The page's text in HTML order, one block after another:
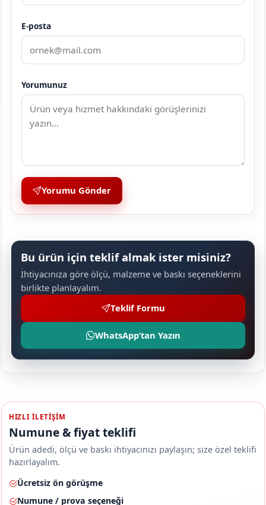
E-posta
Yorumunuz
Yorumu Gönder
Bu ürün için teklif almak ister misiniz?
İhtiyacınıza göre ölçü, malzeme ve baskı seçeneklerini
birlikte planlayalım.
Teklif Formu
WhatsApp’tan Yazın
HIZLI ILETIŞIM
Numune & fiyat teklifi
Ürün adedi, ölçü ve baskı ihtiyacınızı paylaşın; size özel teklifi
hazırlayalım.
Ücretsiz ön görüşme
Numune / prova seçeneği